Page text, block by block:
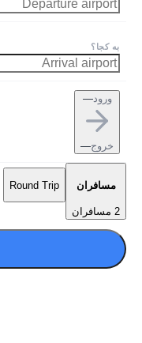
به کجا؟
ورود—
خروج—
مسافران
2 مسافران
Round Trip